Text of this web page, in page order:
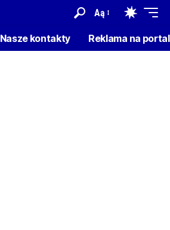
Aą
Nasze kontakty Reklama na